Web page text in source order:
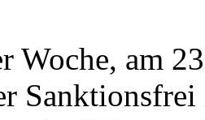
Woche, am